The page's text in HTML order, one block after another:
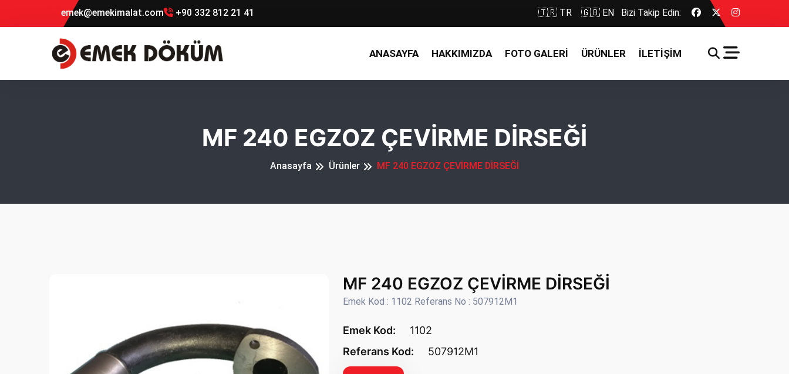
emek@emekimalat.com +90 332 812 21 41 🇹🇷 TR 🇬🇧 EN Bizi Takip Edin:
ANASAYFA HAKKIMIZDA FOTO GALERİ ÜRÜNLER İLETİŞİM
MF 240 EGZOZ ÇEVİRME DİRSEĞİ
Anasayfa Ürünler MF 240 EGZOZ ÇEVİRME DİRSEĞİ
MF 240 EGZOZ ÇEVİRME DİRSEĞİ
Emek Kod : 1102 Referans No : 507912M1
Emek Kod:
1102
Referans Kod:
507912M1